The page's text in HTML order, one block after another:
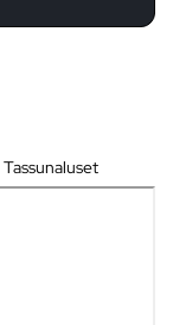
Tassunaluset